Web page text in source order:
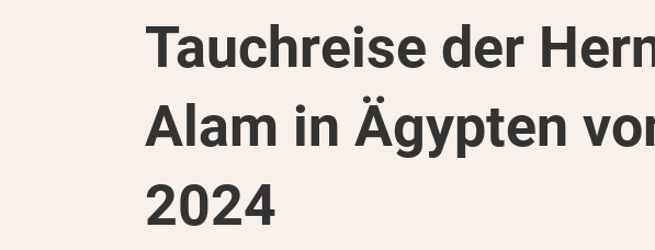
Tauchreise der
Alam in Ägypten
2024